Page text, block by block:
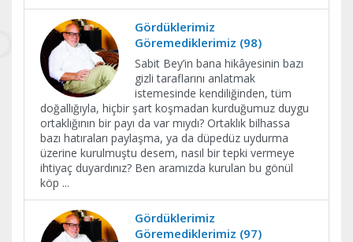
Gördüklerimiz
Göremediklerimiz (98)
Sabit Bey’in bana hikâyesinin bazı
gizli taraflarını anlatmak
istemesinde kendiliğinden, tüm
doğallığıyla, hiçbir şart koşmadan kurduğumuz duygu
ortaklığının bir payı da var mıydı? Ortaklık bilhassa
bazı hatıraları paylaşma, ya da düpedüz uydurma
üzerine kurulmuştu desem, nasıl bir tepki vermeye
ihtiyaç duyardınız? Ben aramızda kurulan bu gönül
köp ...
Gördüklerimiz
Göremediklerimiz (97)